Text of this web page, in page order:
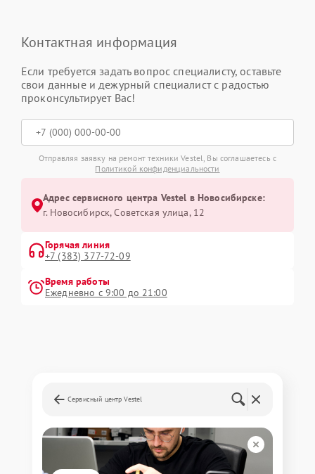
Контактная информация
Если требуется задать вопрос специалисту, оставьте
свои данные и дежурный специалист с радостью
проконсультирует Вас!
Отправляя заявку на ремонт техники Vestel, Вы соглашаетесь с
Политикой конфиденциальности
Адрес сервисного центра Vestel в Новосибирске:
г. Новосибирск, Советская улица, 12
Горячая линия
+7 (383) 377-72-09
Время работы
Ежедневно с 9:00 до 21:00
Сервисный центр Vestel